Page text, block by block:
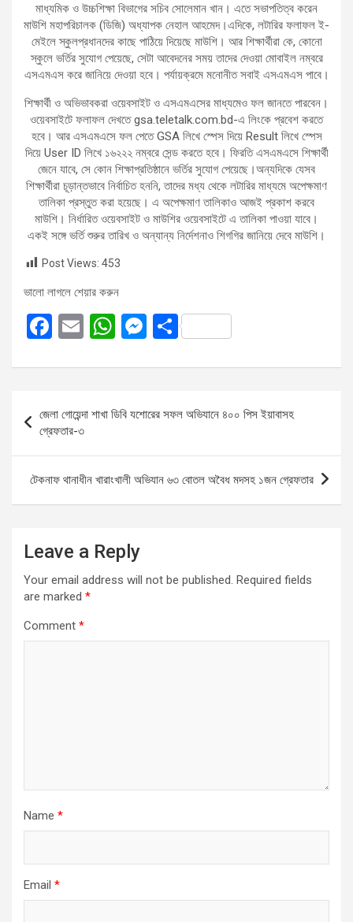
মাধ্যমিক ও উচ্চশিক্ষা বিভাগের সচিব সোলেমান খান। এতে সভাপতিত্ব করেন
মাউশি মহাপরিচালক (ডিজি) অধ্যাপক নেহাল আহমেদ।এদিকে, লটারির ফলাফল ই-
মেইলে স্কুলপ্রধানদের কাছে পাঠিয়ে দিয়েছে মাউশি। আর শিক্ষার্থীরা কে, কোনো
স্কুলে ভর্তির সুযোগ পেয়েছে, সেটা আবেদনের সময় তাদের দেওয়া মোবাইল নম্বরে
এসএমএস করে জানিয়ে দেওয়া হবে। পর্যায়ক্রমে মনোনীত সবাই এসএমএস পাবে।
শিক্ষার্থী ও অভিভাবকরা ওয়েবসাইট ও এসএমএসের মাধ্যমেও ফল জানতে পারবেন।
ওয়েবসাইটে ফলাফল দেখতে gsa.teletalk.com.bd-এ লিংকে প্রবেশ করতে
হবে। আর এসএমএসে ফল পেতে GSA লিখে স্পেস দিয়ে Result লিখে স্পেস
দিয়ে User ID লিখে ১৬২২২ নম্বরে সেন্ড করতে হবে। ফিরতি এসএমএসে শিক্ষার্থী
জেনে যাবে, সে কোন শিক্ষাপ্রতিষ্ঠানে ভর্তির সুযোগ পেয়েছে।অন্যদিকে যেসব
শিক্ষার্থীরা চূড়ান্তভাবে নির্বাচিত হননি, তাদের মধ্য থেকে লটারির মাধ্যমে অপেক্ষমাণ
তালিকা প্রস্তুত করা হয়েছে। এ অপেক্ষমাণ তালিকাও আজই প্রকাশ করবে
মাউশি। নির্ধারিত ওয়েবসাইট ও মাউশির ওয়েবসাইটে এ তালিকা পাওয়া যাবে।
একই সঙ্গে ভর্তি শুরুর তারিখ ও অন্যান্য নির্দেশনাও শিগগির জানিয়ে দেবে মাউশি।
Post Views: 453
ভালো লাগলে শেয়ার করুন
F
ce
o
o
k
E
ail
W
at
s
A
p
p
M
se
g
er
S
ar
navigation
জেলা গোয়েন্দা শাখা ডিবি যশোরের সফল অভিযানে ৪০০ পিস ইয়াবাসহ
গ্রেফতার-৩
টেকনাফ থানাধীন খারাংখালী অভিযান ৬৩ বোতল অবৈধ মদসহ ১জন গ্রেফতার
Leave a Reply
Your email address will not be published. Required fields
are marked *
Comment *
Name *
Email *